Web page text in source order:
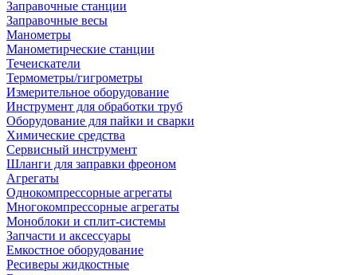
Заправочные станции
Заправочные весы
Манометры
Манометирческие станции
Течеискатели
Термометры/гигрометры
Измерительное оборудование
Инструмент для обработки труб
Оборудование для пайки и сварки
Химические средства
Сервисный инструмент
Шланги для заправки фреоном
Агрегаты
Однокомпрессорные агрегаты
Многокомпрессорные агрегаты
Моноблоки и сплит-системы
Запчасти и аксессуары
Емкостное оборудование
Ресиверы жидкостные